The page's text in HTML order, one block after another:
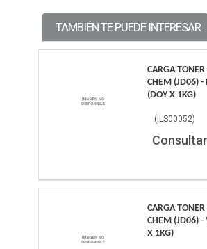
TAMBIÉN TE PUEDE INTERESAR
CARGA
CHEM (JD06) -
(DOY X 1KG)
( ILS00052)
Consultar
CARGA
CHEM (JD06) -
X 1KG)